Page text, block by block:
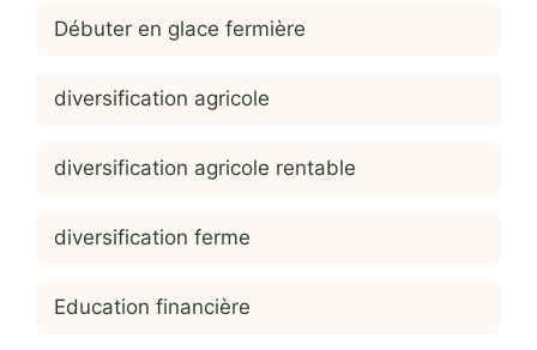
Débuter en glace fermière
diversification agricole
diversification agricole rentable
diversification ferme
Education financière